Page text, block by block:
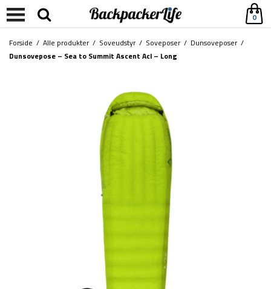
0
Forside / Alle produkter/ Soveudstyr/ Soveposer/ Dunsoveposer/
Dunsovepose – Sea to Summit Ascent Acl – Long